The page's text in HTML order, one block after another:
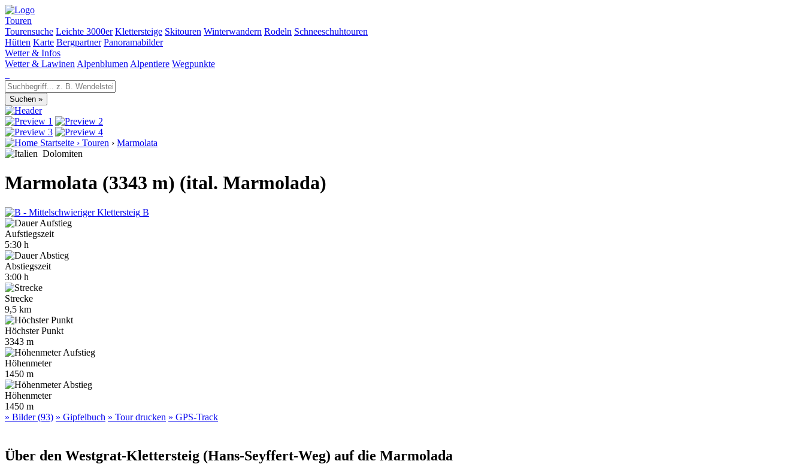
Touren
Tourensuche Leichte 3000er Klettersteige Skitouren Winterwandern Rodeln Schneeschuhtouren
Hütten Karte Bergpartner Panoramabilder
Wetter & Infos
Wetter & Lawinen Alpenblumen Alpentiere Wegpunkte
Startseite › Touren › Marmolata
Dolomiten
Marmolata (3343 m) (ital. Marmolada)
B
Aufstiegszeit
5:30 h
Abstiegszeit
3:00 h
Strecke
9,5 km
Höchster Punkt
3343 m
Höhenmeter
1450 m
Höhenmeter
1450 m
» Bilder (93) » Gipfelbuch » Tour drucken » GPS-Track
Über den Westgrat-Klettersteig (Hans-Seyffert-Weg) auf die Marmolada